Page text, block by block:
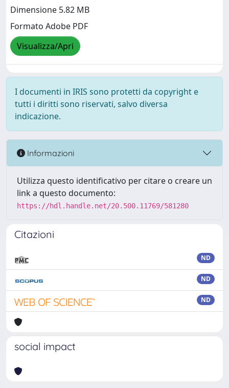
Dimensione 5.82 MB
Formato Adobe PDF
Visualizza/Apri
I documenti in IRIS sono protetti da copyright e
tutti i diritti sono riservati, salvo diversa
indicazione.
Informazioni
Utilizza questo identificativo per citare o creare un
link a questo documento:
https://hdl.handle.net/20.500.11769/581280
Citazioni
ND
ND
ND
social impact